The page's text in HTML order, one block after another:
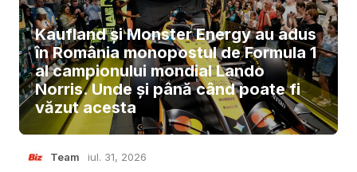
Kaufland și Monster Energy au adus
în România monopostul de Formula 1
al campionului mondial Lando
Norris. Unde și până când poate fi
văzut acesta
Team iul. 31, 2026